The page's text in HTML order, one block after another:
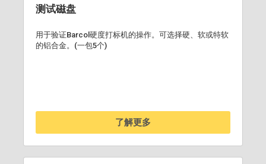
测试磁盘
用于验证Barcol硬度打标机的操作。可选择硬、软或特软
的铝合金。(一包5个)
了解更多